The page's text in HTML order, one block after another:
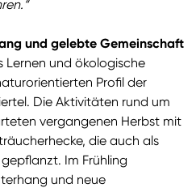
und gelebte Gemeinschaft
Lernen und ökologische
Profil der
Die Aktivitäten rund um
vergangenen Herbst mit
die auch als
Im Frühling
und neue